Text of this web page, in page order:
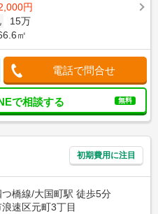
円
15万
㎡
電話で問合せ
で相談する 無料
初期費用に注目
橋線/大国町駅 徒歩5分
速区元町3丁目